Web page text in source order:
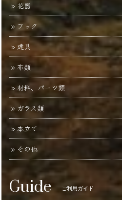
花器
フック
建具
布類
材料、パーツ類
ガラス類
本立て
その他
Guide ご利用ガイド